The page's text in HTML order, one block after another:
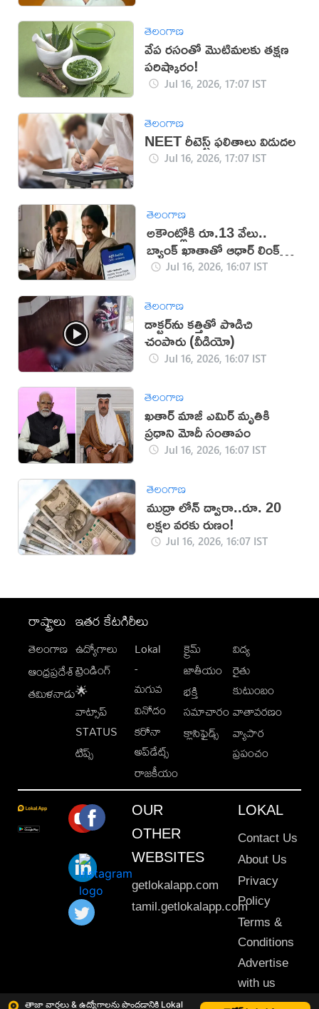
తాజా వార్తలు & ఉద్యోగాలను పొందడానికి Lokal
తెలంగాణ
వేప రసంతో మొటిమలకు తక్షణ
పరిష్కారం!
Jul 16, 2026, 17:07 IST
తెలంగాణ
NEET రీటెస్ట్ ఫలితాలు విడుదల
Jul 16, 2026, 17:07 IST
తెలంగాణ
అకౌంట్లోకి రూ.13 వేలు..
బ్యాంక్ ఖాతాతో ఆధార్ లింక్
తప్పనిసరి!
Jul 16, 2026, 16:07 IST
తెలంగాణ
డాక్టర్‌ను కత్తితో పొడిచి
చంపారు (వీడియో)
Jul 16, 2026, 16:07 IST
తెలంగాణ
ఖతార్ మాజీ ఎమిర్ మృతికి
ప్రధాని మోదీ సంతాపం
Jul 16, 2026, 16:07 IST
తెలంగాణ
ముద్రా లోన్ ద్వారా..రూ. 20
లక్షల వరకు రుణం!
Jul 16, 2026, 16:07 IST
రాష్ట్రాలు
తెలంగాణ
ఆంధ్రప్రదేశ్
తమిళనాడు
ఇతర కేటగిరీలు
ఉద్యోగాలు
ట్రెండింగ్
🌟
వాట్సాప్
STATUS
టిప్స్
Lokal
-
మగువ
వినోదం
కరోనా
అప్‌డేట్స్
రాజకీయం
క్రైమ్
జాతీయం
భక్తి
సమాచారం
క్లాసిఫైడ్స్
విద్య
రైతు
కుటుంబం
వాతావరణం
వ్యాపార
ప్రపంచం
OUR
OTHER
WEBSITES
getlokalapp.com
tamil.getlokalapp.com
LOKAL
Contact Us
About Us
Privacy
Policy
Terms &
Conditions
Advertise
with us
Sitemap